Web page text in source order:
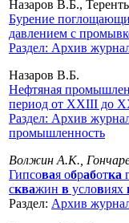
Назаров В.Б.,
Бурение
давлением с
Раздел: Архив
Назаров В.Б.
Нефтяная
период от XXIII до
Раздел: Архив
промышленность
Волжин А.К.,
Гипсовая обработка
скважин в условиях
Раздел: Архив